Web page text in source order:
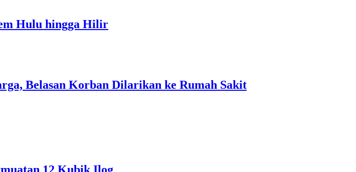
Hulu hingga Hilir
Belasan Korban Dilarikan ke Rumah Sakit